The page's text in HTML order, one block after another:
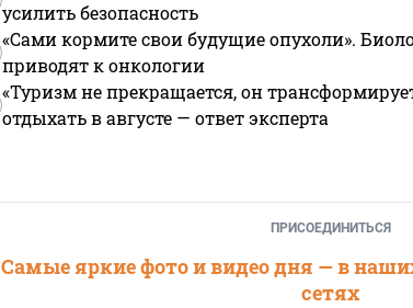
усилить безопасность
«Сами кормите свои будущие опухоли».
приводят к онкологии
«Туризм не прекращается, он
отдыхать в августе — ответ эксперта
ПРИСОЕДИНИТЬСЯ
Самые яркие фото и видео дня — в
сетях